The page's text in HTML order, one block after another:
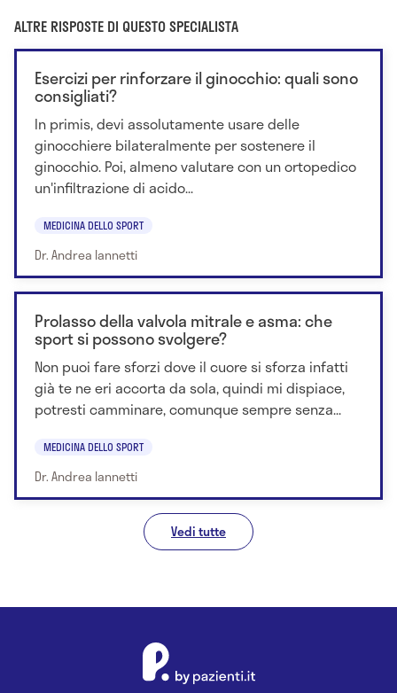
ALTRE RISPOSTE DI QUESTO SPECIALISTA
Esercizi per rinforzare il ginocchio: quali sono
consigliati?
In primis, devi assolutamente usare delle
ginocchiere bilateralmente per sostenere il
ginocchio. Poi, almeno valutare con un ortopedico
un'infiltrazione di acido...
MEDICINA DELLO SPORT
Dr. Andrea Iannetti
Prolasso della valvola mitrale e asma: che
sport si possono svolgere?
Non puoi fare sforzi dove il cuore si sforza infatti
già te ne eri accorta da sola, quindi mi dispiace,
potresti camminare, comunque sempre senza...
MEDICINA DELLO SPORT
Dr. Andrea Iannetti
Vedi tutte